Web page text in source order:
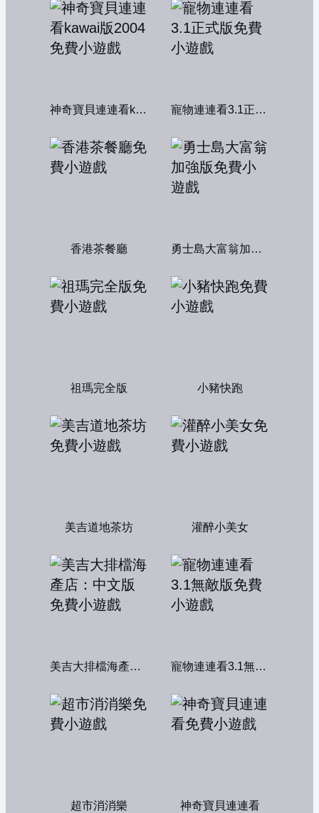
神奇寶貝連連看kawai版2004 寵物連連看3.1正式版
香港茶餐廳 勇士島大富翁加強版
祖瑪完全版 小豬快跑
美吉道地茶坊 灌醉小美女
美吉大排檔海產店：中文版 寵物連連看3.1無敵版
超市消消樂 神奇寶貝連連看